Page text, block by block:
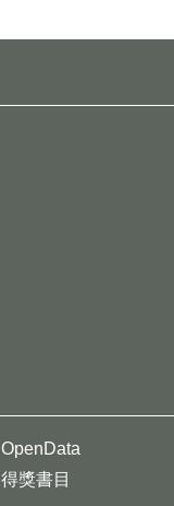
OpenData
得獎書目